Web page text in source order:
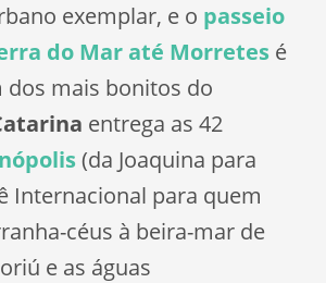
exemplar, e o passeio
do Mar até Morretes é
mais bonitos do
entrega as 42
(da Joaquina para
Internacional para quem
céus à beira-mar de
e as águas